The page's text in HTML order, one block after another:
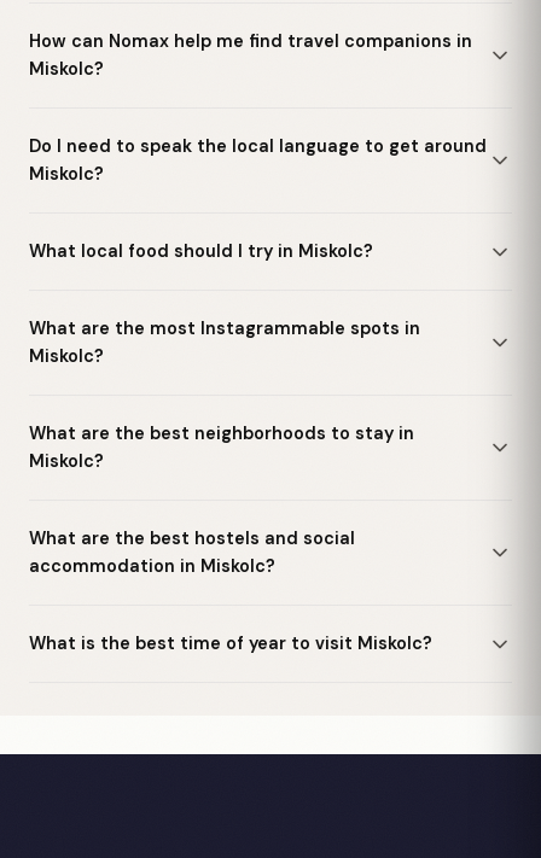
How can Nomax help me find travel companions in
Miskolc?
Do I need to speak the local language to get around
Miskolc?
What local food should I try in Miskolc?
What are the most Instagrammable spots in
Miskolc?
What are the best neighborhoods to stay in
Miskolc?
What are the best hostels and social
accommodation in Miskolc?
What is the best time of year to visit Miskolc?